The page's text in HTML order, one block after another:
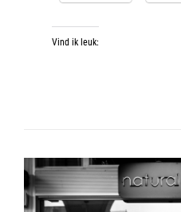
Vind ik leuk: